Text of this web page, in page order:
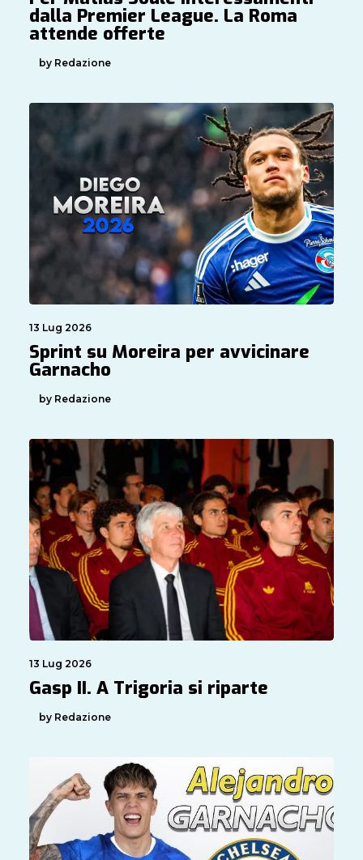
dalla Premier League. La Roma
attende offerte
by Redazione
13 Lug 2026
Sprint su Moreira per avvicinare
Garnacho
by Redazione
13 Lug 2026
Gasp II. A Trigoria si riparte
by Redazione